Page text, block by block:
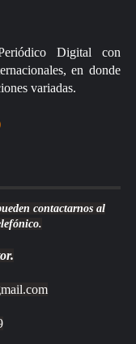
Digital con
en donde
variadas.
contactarnos al